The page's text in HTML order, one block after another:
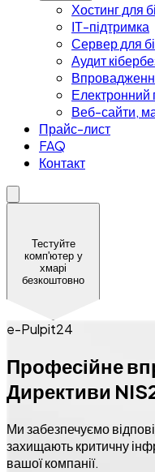
Хостинг для
ІТ-підтримка
Сервер для
Аудит
Електронний
Веб-сайти,
Прайс-лист
FAQ
Контакт
Тестуйте
комп'ютер у
хмарі
безкоштовно
e-Pulpit24
Професійне
Директиви
Ми забезпечуємо
захищають критичну
вашої компанії.